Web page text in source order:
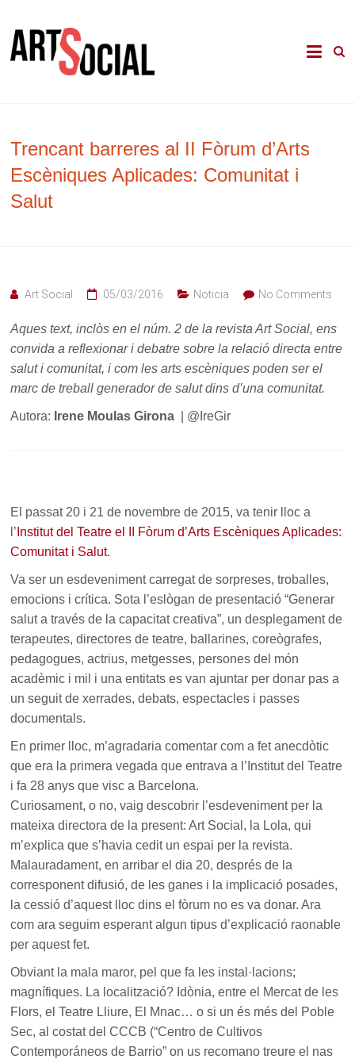
content
comunitari, terapèutic i d'integració
Trencant barreres al II Fòrum d’Arts
Escèniques Aplicades: Comunitat i
Salut
Art Social 05/03/2016 Noticia No Comments
Aques text, inclòs en el núm. 2 de la revista Art Social, ens
convida a reflexionar i debatre sobre la relació directa entre
salut i comunitat, i com les arts escèniques poden ser el
marc de treball generador de salut dins d’una comunitat.
Autora: Irene Moulas Girona | @IreGir
El passat 20 i 21 de novembre de 2015, va tenir lloc a
l’ Institut del Teatre el II Fòrum d’Arts Escèniques Aplicades:
Comunitat i Salut.
Va ser un esdeveniment carregat de sorpreses, troballes,
emocions i crítica. Sota l’eslògan de presentació “Generar
salut a través de la capacitat creativa”, un desplegament de
terapeutes, directores de teatre, ballarines, coreògrafes,
pedagogues, actrius, metgesses, persones del món
acadèmic i mil i una entitats es van ajuntar per donar pas a
un seguit de xerrades, debats, espectacles i passes
documentals.
En primer lloc, m’agradaria comentar com a fet anecdòtic
que era la primera vegada que entrava a l’Institut del Teatre
i fa 28 anys que visc a Barcelona.
Curiosament, o no, vaig descobrir l’esdeveniment per la
mateixa directora de la present: Art Social, la Lola, qui
m’explica que s’havia cedit un espai per la revista.
Malauradament, en arribar el dia 20, després de la
corresponent difusió, de les ganes i la implicació posades,
la cessió d’aquest lloc dins el fòrum no es va donar. Ara
com ara seguim esperant algun tipus d’explicació raonable
per aquest fet.
Obviant la mala maror, pel que fa les instal·lacions;
magnífiques. La localització? Idònia, entre el Mercat de les
Flors, el Teatre Lliure, El Mnac… o si un és més del Poble
Sec, al costat del CCCB (“Centro de Cultivos
Contemporáneos de Barrio” on us recomano treure el nas